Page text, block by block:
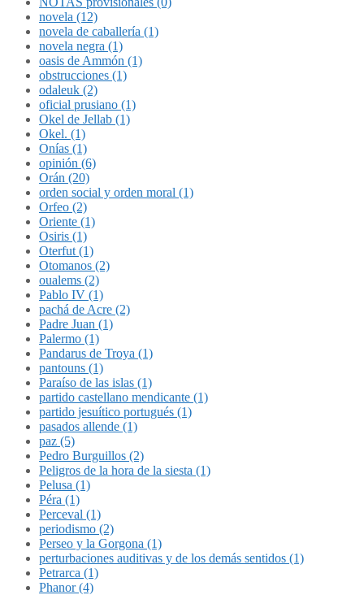
novela (12)
novela de caballería (1)
novela negra (1)
oasis de Ammón (1)
obstrucciones (1)
odaleuk (2)
oficial prusiano (1)
Okel de Jellab (1)
Okel. (1)
Onías (1)
opinión (6)
Orán (20)
orden social y orden moral (1)
Orfeo (2)
Oriente (1)
Osiris (1)
Oterfut (1)
Otomanos (2)
oualems (2)
Pablo IV (1)
pachá de Acre (2)
Padre Juan (1)
Palermo (1)
Pandarus de Troya (1)
pantouns (1)
Paraíso de las islas (1)
partido castellano mendicante (1)
partido jesuítico portugués (1)
pasados allende (1)
paz (5)
Pedro Burguillos (2)
Peligros de la hora de la siesta (1)
Pelusa (1)
Péra (1)
Perceval (1)
periodismo (2)
Perseo y la Gorgona (1)
perturbaciones auditivas y de los demás sentidos (1)
Petrarca (1)
Phanor (4)